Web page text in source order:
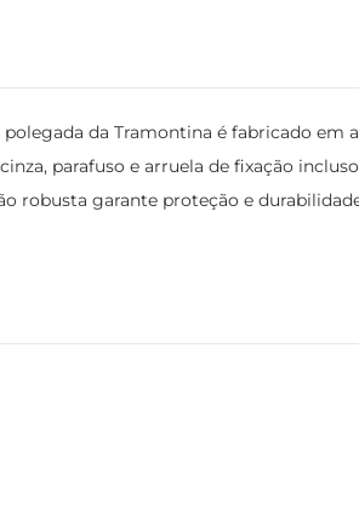
da Tramontina é fabricado
parafuso e arruela de fixação
robusta garante proteção e